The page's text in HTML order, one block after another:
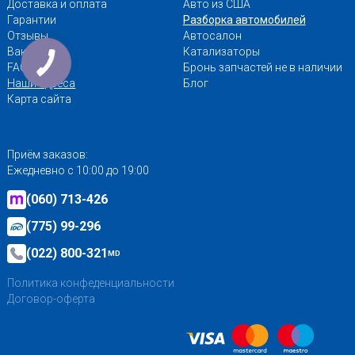
Доставка и оплата
Гарантии
Отзывы
Вакансии
FAQ
Наши адреса
Карта сайта
Авто из США
Разборка автомобилей
Автосалон
Катализаторы
Бронь запчастей не в наличии
Блог
Приём заказов:
Ежедневно с 10:00 до 19:00
(060) 713-426
(775) 99-296
(022) 800-321MD
Политика конфеденциальности
Договор-оферта